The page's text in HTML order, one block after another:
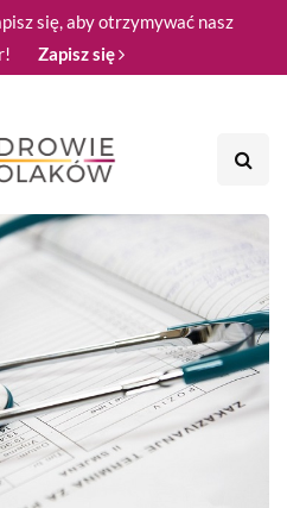
się, aby otrzymywać nasz
Zapisz się